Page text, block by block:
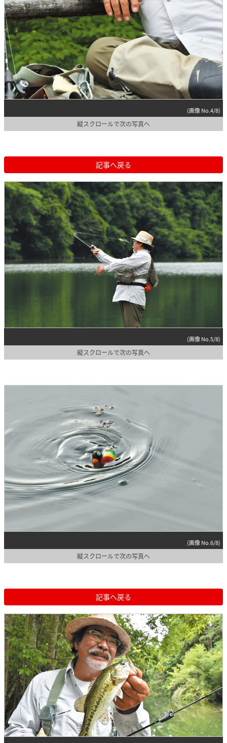
(画像 No.4/8)
縦スクロールで次の写真へ
記事へ戻る
(画像 No.5/8)
縦スクロールで次の写真へ
(画像 No.6/8)
縦スクロールで次の写真へ
記事へ戻る